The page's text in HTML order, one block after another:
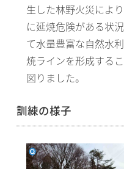
生した林野火災によ
に延焼危険がある状
て水量豊富な自然水
焼ラインを形成する
図りました。
訓練の様子